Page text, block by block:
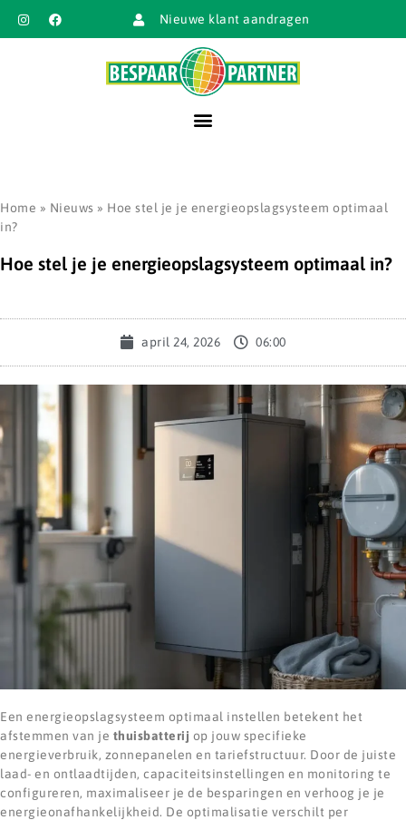
Nieuwe klant aandragen
Home » Nieuws » Hoe stel je je energieopslagsysteem optimaal
in?
Hoe stel je je energieopslagsysteem optimaal in?
april 24, 2026 06:00
Een energieopslagsysteem optimaal instellen betekent het
afstemmen van je thuisbatterij op jouw specifieke
energieverbruik, zonnepanelen en tariefstructuur. Door de juiste
laad- en ontlaadtijden, capaciteitsinstellingen en monitoring te
configureren, maximaliseer je de besparingen en verhoog je je
energieonafhankelijkheid. De optimalisatie verschilt per